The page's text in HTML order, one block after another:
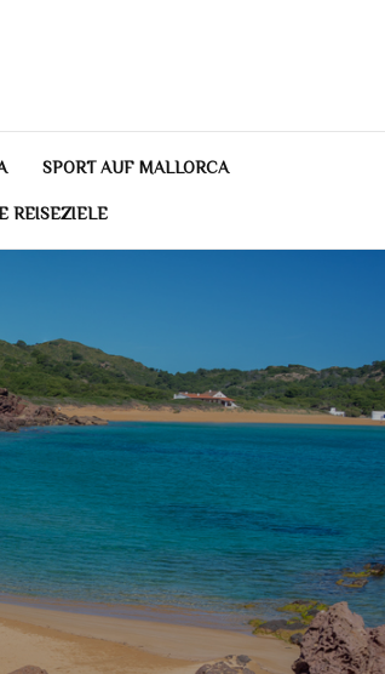
SPORT AUF MALLORCA
REISEZIELE